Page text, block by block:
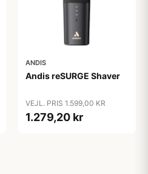
ANDIS
Andis reSURGE Shaver
VEJL. PRIS 1.599,00 KR
1.279,20 kr